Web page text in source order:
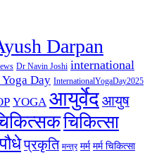
Darpan
Dr Navin Joshi international
Day InternationalYogaDay2025
YOGA आयुर्वेदआयुष
चिकित्सा
प्रकृति मन्त्र मर्म मर्म चिकित्सा